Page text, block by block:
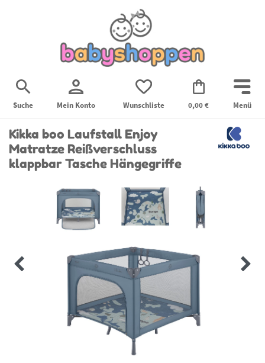
Suche Mein Konto Wunschliste 0,00 € Menü
Kikka boo Laufstall Enjoy
Matratze Reißverschluss
klappbar Tasche Hängegriffe